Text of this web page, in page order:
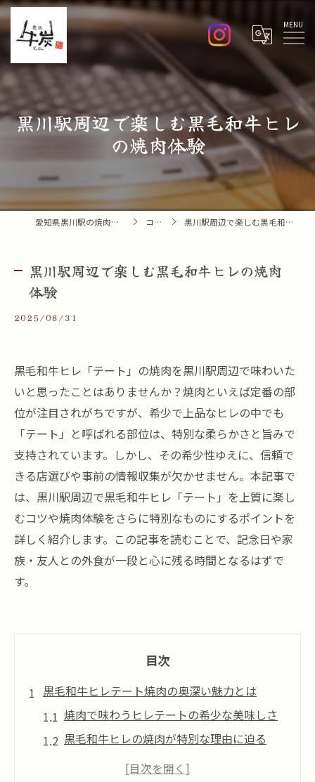
Menu
黒川駅周辺で楽しむ黒毛和牛ヒレ
の焼肉体験
愛知県黒川駅の焼肉なら焼肉 牛炭 コラム 黒川駅周辺で楽しむ黒毛和牛ヒレの焼肉体験
黒川駅周辺で楽しむ黒毛和牛ヒレの焼肉
体験
2025/08/31
黒毛和牛ヒレ「テート」の焼肉を黒川駅周辺で味わいた
いと思ったことはありませんか？焼肉といえば定番の部
位が注目されがちですが、希少で上品なヒレの中でも
「テート」と呼ばれる部位は、特別な柔らかさと旨みで
支持されています。しかし、その希少性ゆえに、信頼で
きる店選びや事前の情報収集が欠かせません。本記事で
は、黒川駅周辺で黒毛和牛ヒレ「テート」を上質に楽し
むコツや焼肉体験をさらに特別なものにするポイントを
詳しく紹介します。この記事を読むことで、記念日や家
族・友人との外食が一段と心に残る時間となるはずで
す。
目次
黒毛和牛ヒレテート焼肉の奥深い魅力とは
焼肉で味わうヒレテートの希少な美味しさ
黒毛和牛ヒレの焼肉が特別な理由に迫る
焼肉好き必見のヒレテート部位の特徴